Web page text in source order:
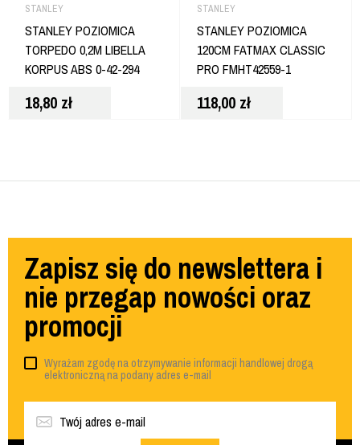
STANLEY
STANLEY POZIOMICA
TORPEDO 0,2M LIBELLA
KORPUS ABS 0-42-294
18,80 zł
STANLEY
STANLEY POZIOMICA
120CM FATMAX CLASSIC
PRO FMHT42559-1
118,00 zł
Zapisz się do newslettera i
nie przegap nowości oraz
promocji
Wyrażam zgodę na otrzymywanie informacji handlowej drogą
elektroniczną na podany adres e-mail